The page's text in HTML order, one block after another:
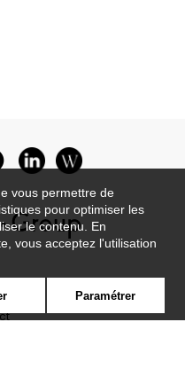
vous permettre de
pour optimiser les
le contenu. En
vous acceptez l'utilisation
Paramétrer